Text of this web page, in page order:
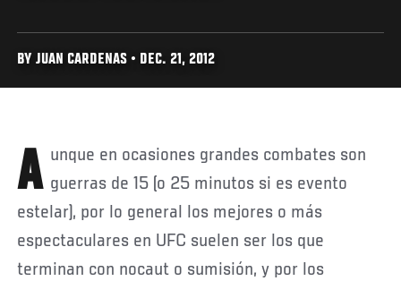
BY JUAN CARDENAS • DEC. 21, 2012
Aunque en ocasiones grandes combates son guerras de 15 (o 25 minutos si es evento
estelar), por lo general los mejores o más
espectaculares en UFC suelen ser los que
terminan con nocaut o sumisión, y por los